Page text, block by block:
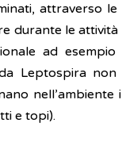
attraverso le
durante le attività
ad
Leptospira
e topi).